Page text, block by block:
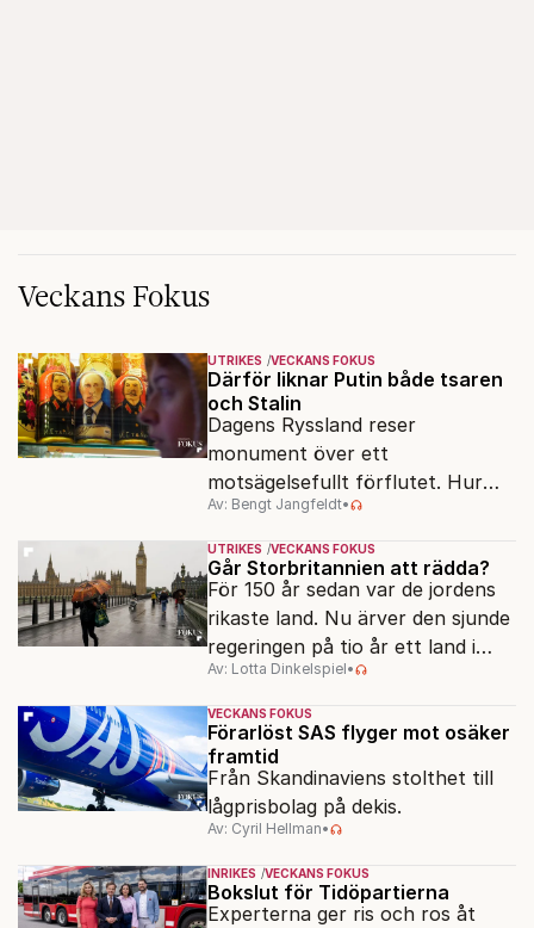
Veckans Fokus
UTRIKES VECKANS FOKUS
Därför liknar Putin både tsaren
och Stalin
Dagens Ryssland reser
monument över ett
motsägelsefullt förflutet. Hur
kunde två revolutioner förändra
hela samhället – utan att rubba
den ryska statsidén?
Av: Bengt Jangfeldt•
UTRIKES VECKANS FOKUS
Går Storbritannien att rädda?
För 150 år sedan var de jordens
rikaste land. Nu ärver den sjunde
regeringen på tio år ett land i
politiskt och ekonomiskt kaos.
Av: Lotta Dinkelspiel•
VECKANS FOKUS
Förarlöst SAS flyger mot osäker
framtid
Från Skandinaviens stolthet till
lågprisbolag på dekis.
Av: Cyril Hellman•
INRIKES VECKANS FOKUS
Bokslut för Tidöpartierna
Experterna ger ris och ros åt